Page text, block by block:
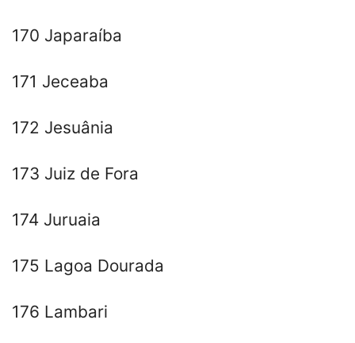
170 Japaraíba
171 Jeceaba
172 Jesuânia
173 Juiz de Fora
174 Juruaia
175 Lagoa Dourada
176 Lambari